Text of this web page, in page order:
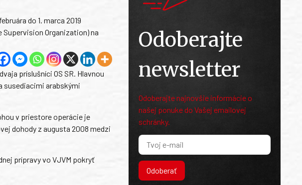
do 1. marca 2019
Organization) na
príslušníci OS SR. Hlavnou
susediacimi arabskými
v priestore operácie je
dohody z augusta 2008 medzi
prípravy vo VJVM pokryť
Odoberajte
newsletter
Odoberajte najnovšie informácie o
našej ponuke do Vašej emailovej
schránky.
Odoberať